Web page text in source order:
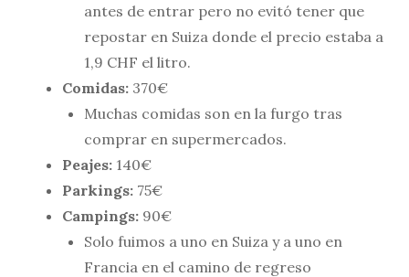
antes de entrar pero no evitó tener que
repostar en Suiza donde el precio estaba a
1,9 CHF el litro.
Comidas: 370€
Muchas comidas son en la furgo tras
comprar en supermercados.
Peajes: 140€
Parkings: 75€
Campings: 90€
Solo fuimos a uno en Suiza y a uno en
Francia en el camino de regreso